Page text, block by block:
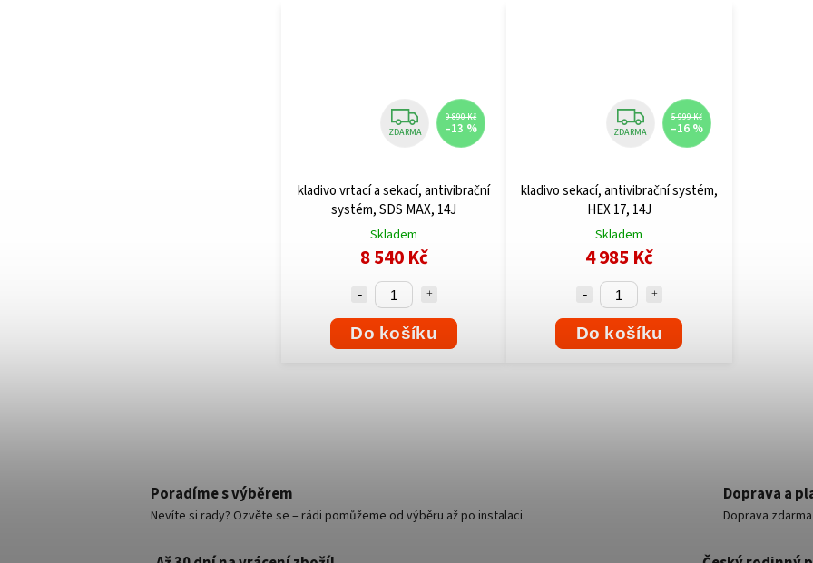
ZDARMA
9 890 Kč
–13 %
kladivo vrtací a sekací, antivibrační
systém, SDS MAX, 14J
Skladem
8 540 Kč
Do košíku
ZDARMA
5 999 Kč
–16 %
kladivo sekací, antivibrační systém,
HEX 17, 14J
Skladem
4 985 Kč
Do košíku
Poradíme s výběrem
Nevíte si rady? Ozvěte se – rádi pomůžeme od výběru až po instalaci.
Doprava a
Doprava